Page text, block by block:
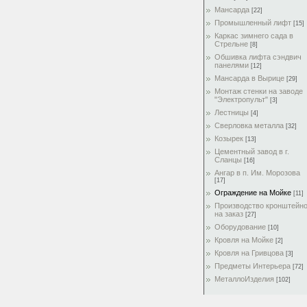
Мансарда [22]
Промышленный лифт [15]
Каркас зимнего сада в
Стрельне [8]
Обшивка лифта сэндвич
панелями [12]
Мансарда в Вырице [29]
Монтаж стенки на заводе
"Электропульт" [3]
Лестницы [4]
Сверловка металла [32]
Козырек [13]
Цементный завод в г.
Сланцы [16]
Ангар в п. Им. Морозова
[17]
Ограждение на Мойке [11]
Производство
на заказ [27]
Оборудование [10]
Кровля на Мойке [2]
Кровля на Гривцова [3]
Предметы Интерьера [72]
МеталлоИзделия [102]